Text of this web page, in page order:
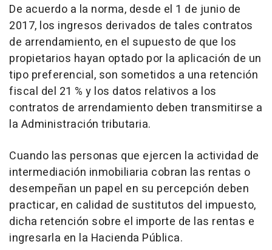
De acuerdo a la norma, desde el 1 de junio de
2017, los ingresos derivados de tales contratos
de arrendamiento, en el supuesto de que los
propietarios hayan optado por la aplicación de un
tipo preferencial, son sometidos a una retención
fiscal del 21 % y los datos relativos a los
contratos de arrendamiento deben transmitirse a
la Administración tributaria.
Cuando las personas que ejercen la actividad de
intermediación inmobiliaria cobran las rentas o
desempeñan un papel en su percepción deben
practicar, en calidad de sustitutos del impuesto,
dicha retención sobre el importe de las rentas e
ingresarla en la Hacienda Pública.